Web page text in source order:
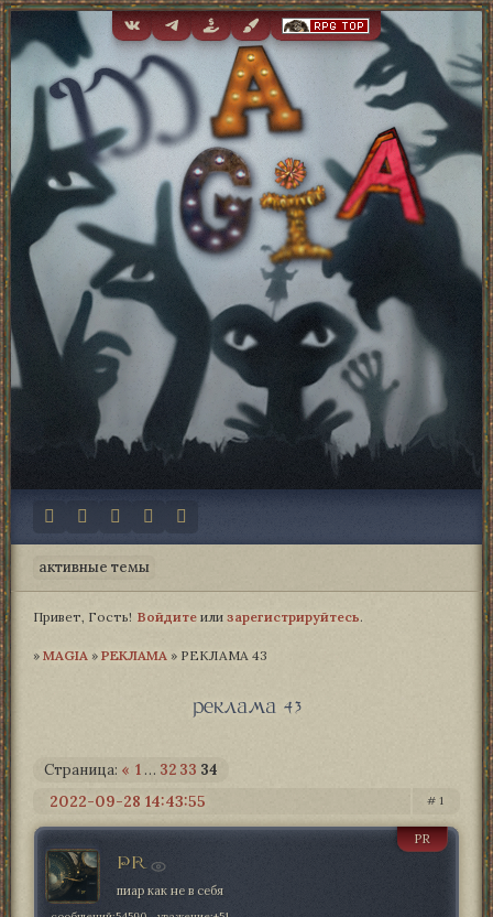
активные темы
Привет, Гость! Войдите или зарегистрируйтесь.
» MAGIA­ » РЕКЛАМА » РЕКЛАМА 43
реклама 43
Страница: « 1 … 32 33 34
1
2022-09-28 14:43:55
PR
PR
пиар как не в себя